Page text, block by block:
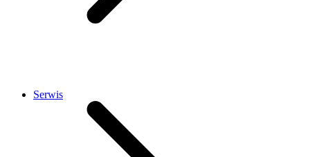
Serwis